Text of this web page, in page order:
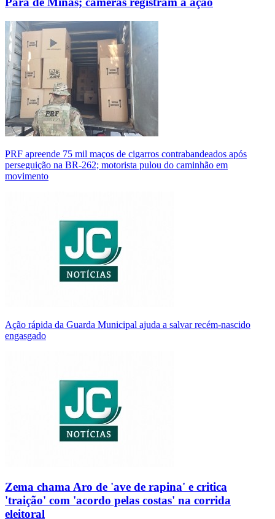
PRF apreende 75 mil maços de cigarros contrabandeados após
perseguição na BR-262; motorista pulou do caminhão em
movimento
Ação rápida da Guarda Municipal ajuda a salvar recém-nascido
engasgado
Zema chama Aro de 'ave de rapina' e critica
'traição' com 'acordo pelas costas' na corrida
eleitoral